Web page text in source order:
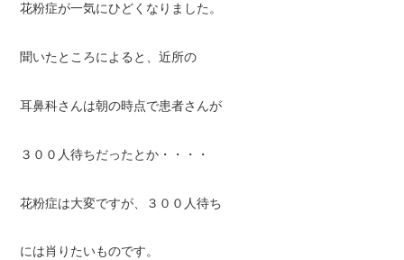
花粉症が一気にひどくなりました。
聞いたところによると、近所の
耳鼻科さんは朝の時点で患者さんが
３００人待ちだったとか・・・・
花粉症は大変ですが、３００人待ち
には肖りたいものです。